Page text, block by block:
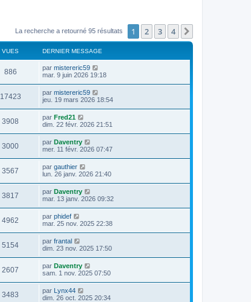
La recherche a retourné 95 résultats 1 2 3 4
VUES DERNIER MESSAGE
886 par mistereric59
mar. 9 juin 2026 19:18
17423 par mistereric59
jeu. 19 mars 2026 18:54
3908 par Fred21
dim. 22 févr. 2026 21:51
3000 par Daventry
mer. 11 févr. 2026 07:47
3567 par gauthier
lun. 26 janv. 2026 21:40
3817 par Daventry
mar. 13 janv. 2026 09:32
4962 par phidef
mar. 25 nov. 2025 22:38
5154 par frantal
dim. 23 nov. 2025 17:50
2607 par Daventry
sam. 1 nov. 2025 07:50
3483 par Lynx44
dim. 26 oct. 2025 20:34